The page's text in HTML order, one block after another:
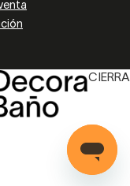
CIERRA